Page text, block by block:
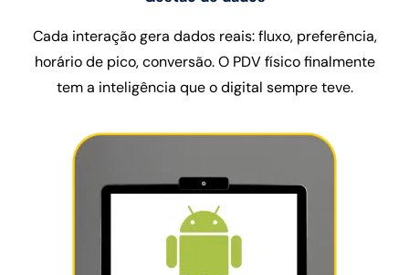
Cada interação gera dados reais: fluxo, preferência,
horário de pico, conversão. O PDV físico finalmente
tem a inteligência que o digital sempre teve.